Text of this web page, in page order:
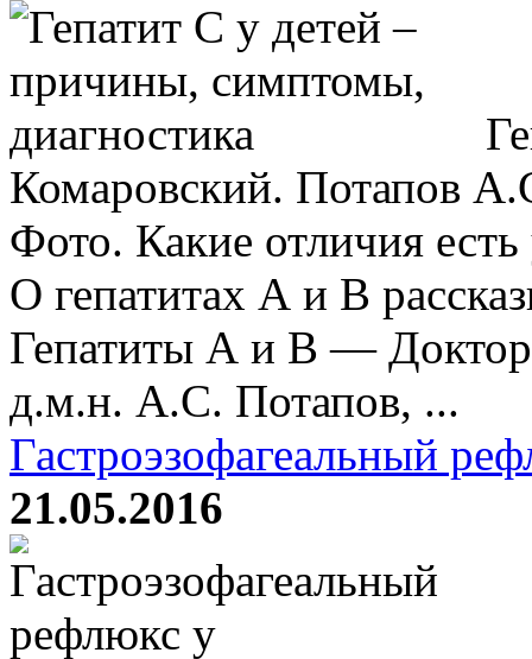
Комаровский. Потапов
Фото. Какие отличия
О гепатитах А и В
Гепатиты А и B —
д.м.н. А.С. Потапов, ...
Гастроэзофагеальный
21.05.2016